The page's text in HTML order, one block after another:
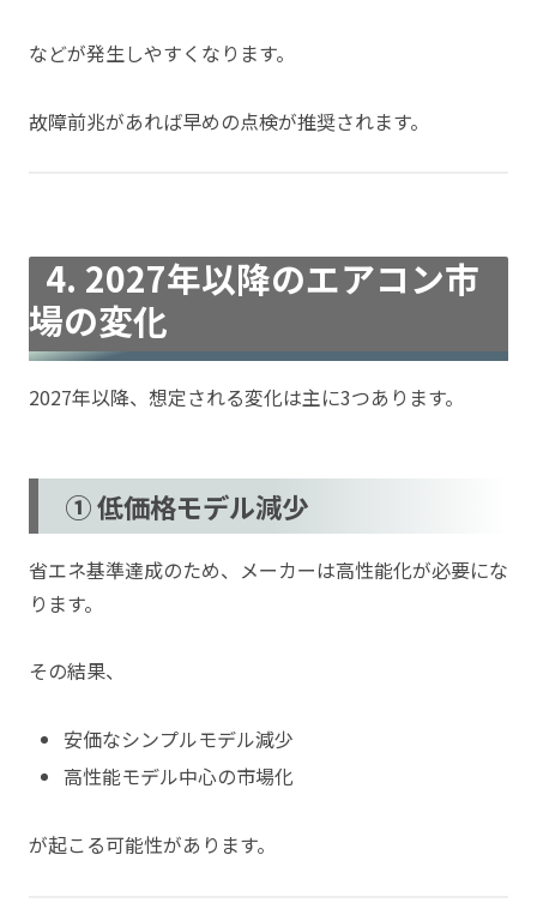
などが発生しやすくなります。
故障前兆があれば早めの点検が推奨されます。
4. 2027年以降のエアコン市
場の変化
2027年以降、想定される変化は主に3つあります。
① 低価格モデル減少
省エネ基準達成のため、メーカーは高性能化が必要にな
ります。
その結果、
安価なシンプルモデル減少
高性能モデル中心の市場化
が起こる可能性があります。